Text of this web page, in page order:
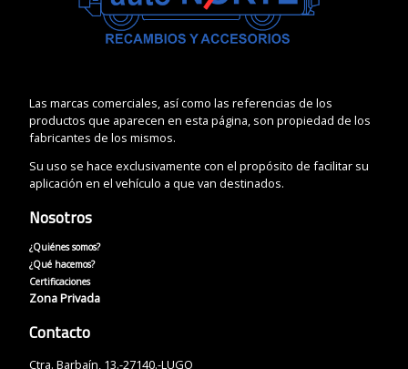
Las marcas comerciales, así como las referencias de los
productos que aparecen en esta página, son propiedad de los
fabricantes de los mismos.
Su uso se hace exclusivamente con el propósito de facilitar su
aplicación en el vehículo a que van destinados.
Nosotros
¿Quiénes somos?
¿Qué hacemos?
Certificaciones
Zona Privada
Contacto
Ctra. Barbaín, 13.-27140.-LUGO